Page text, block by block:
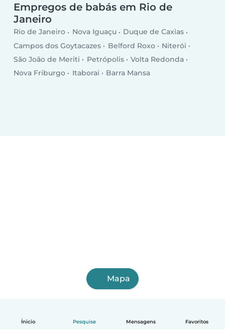
Ínicio Pesquise Mensagens Favoritos
Empregos de babás em Rio de
Janeiro
Rio de Janeiro Nova Iguaçu
Duque de Caxias
Campos dos Goytacazes
Belford Roxo
Niterói
São João de Meriti
Petrópolis
Volta Redonda
Nova Friburgo
Itaboraí Barra Mansa
Mapa